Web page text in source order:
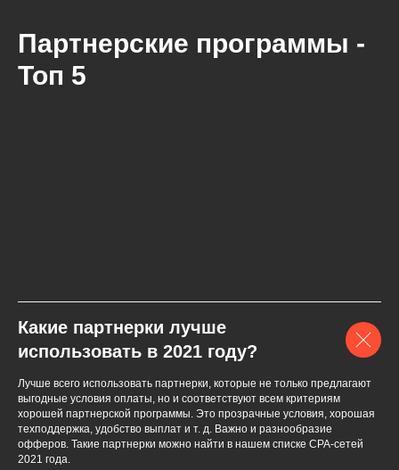
Партнерские программы -
Топ 5
Какие партнерки лучше
использовать в 2021 году?
Лучше всего использовать партнерки, которые не только предлагают
выгодные условия оплаты, но и соответствуют всем критериям
хорошей партнерской программы. Это прозрачные условия, хорошая
техподдержка, удобство выплат и т. д. Важно и разнообразие
офферов. Такие партнерки можно найти в нашем списке СPA-сетей
2021 года.